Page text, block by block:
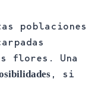
poblaciones
flores. Una
, si